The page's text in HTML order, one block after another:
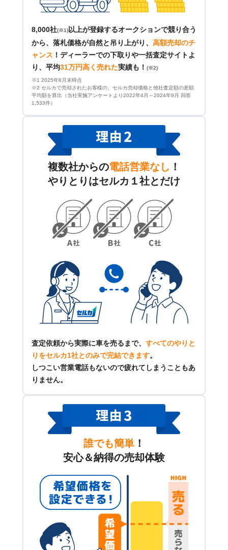
8,000社(※1) 以上が登録するオークションで競り合う
から、落札価格が自然と吊り上がり、 高額売却のチ
ャンス ！ ディーラーでの下取りや一括査定サイトよ
り、平均31万円高く売れた実績も！ (※2)
※1 2025年8月末時点
※2 セルカで売却されたお客様の、セルカ売却価格と他社査定額の差額
平均額を算出（当社実施アンケートより2022年4月～2024年9月 回答
1,533件）
複数社からの電話営業なし ！
やりとりはセルカ１社とだけ
査定依頼から実際に車を売るまで、 すべてのやりと
りをセルカ1社とのみで完結できます。
しつこい営業電話もないので疲れてしまうこともあ
りません。
誰でも簡単 ！
安心＆納得の売却体験